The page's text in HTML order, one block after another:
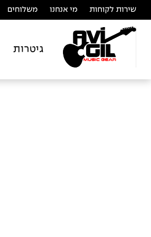
שירות לקוחות מי אנחנו משלוחים
גיטרות